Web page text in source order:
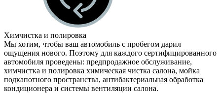
Химчистка и полировка
Мы хотим, чтобы ваш автомобиль с пробегом дарил
ощущения нового. Поэтому для каждого сертифицированного
автомобиля проведены: предпродажное обслуживание,
химчистка и полировка химическая чистка салона, мойка
подкапотного пространства, антибактериальная обработка
кондиционера и системы вентиляции салона.